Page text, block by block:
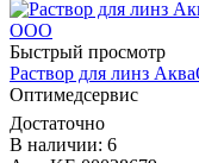
Быстрый просмотр
Раствор для линз
Оптимедсервис
Достаточно
В наличии: 6